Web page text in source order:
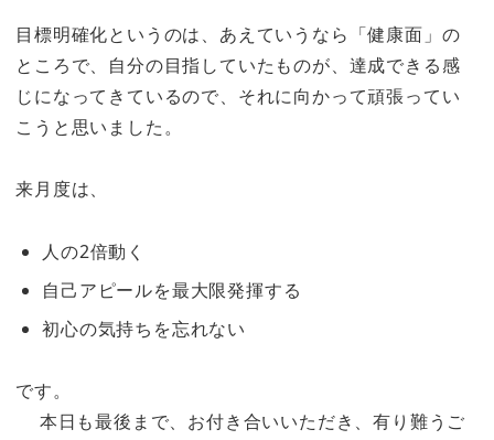
目標明確化というのは、あえていうなら「健康面」の
ところで、自分の目指していたものが、達成できる感
じになってきているので、それに向かって頑張ってい
こうと思いました。
来月度は、
人の2倍動く
自己アピールを最大限発揮する
初心の気持ちを忘れない
です。
本日も最後まで、お付き合いいただき、有り難うご